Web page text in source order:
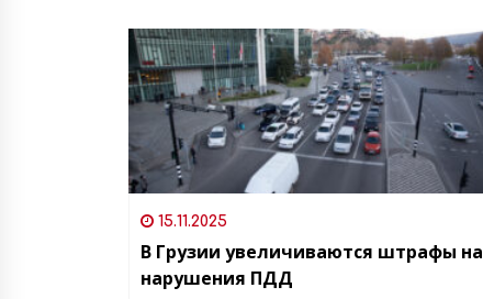
15.11.2025
В Грузии увеличиваются штрафы на
нарушения ПДД